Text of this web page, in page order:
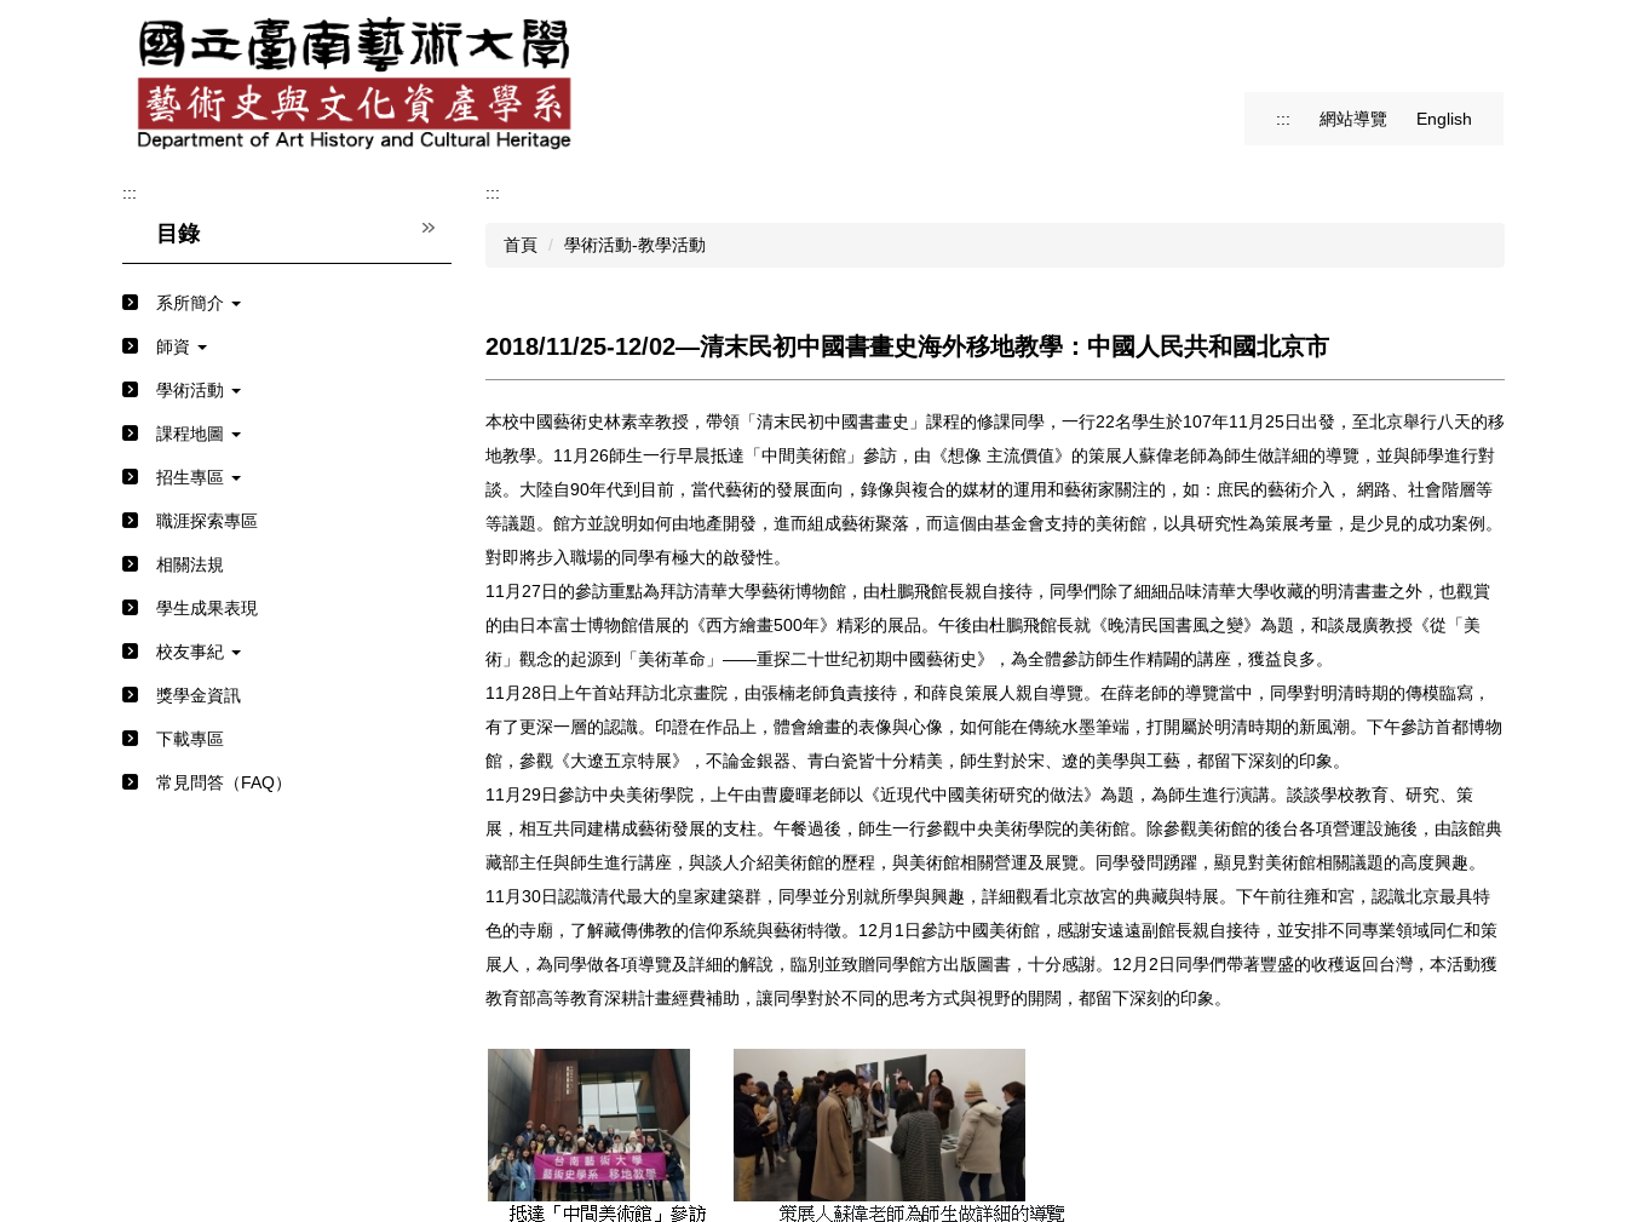
::: 網站導覽 English
:::
目錄
系所簡介
師資
學術活動
課程地圖
招生專區
職涯探索專區
相關法規
學生成果表現
校友事紀
獎學金資訊
下載專區
常見問答（FAQ）
:::
首頁 學術活動-教學活動
2018/11/25-12/02―清末民初中國書畫史海外移地教學：中國人民共和國北京市
本校中國藝術史林素幸教授，帶領「清末民初中國書畫史」課程的修課同學，一行22名學生於107年11月25日出發，至北京舉行八天的移
地教學。11月26師生一行早晨抵達「中間美術館」參訪，由《想像 主流價值》的策展人蘇偉老師為師生做詳細的導覽，並與師學進行對
談。大陸自90年代到目前，當代藝術的發展面向，錄像與複合的媒材的運用和藝術家關注的，如：庶民的藝術介入， 網路、社會階層等
等議題。館方並說明如何由地產開發，進而組成藝術聚落，而這個由基金會支持的美術館，以具研究性為策展考量，是少見的成功案例。
對即將步入職場的同學有極大的啟發性。
11月27日的參訪重點為拜訪清華大學藝術博物館，由杜鵬飛館長親自接待，同學們除了細細品味清華大學收藏的明清書畫之外，也觀賞
的由日本富士博物館借展的《西方繪畫500年》精彩的展品。午後由杜鵬飛館長就《晚清民国書風之變》為題，和談晟廣教授《從「美
術」觀念的起源到「美術革命」——重探二十世纪初期中國藝術史》，為全體參訪師生作精闢的講座，獲益良多。
11月28日上午首站拜訪北京畫院，由張楠老師負責接待，和薛良策展人親自導覽。在薛老師的導覽當中，同學對明清時期的傳模臨寫，
有了更深一層的認識。印證在作品上，體會繪畫的表像與心像，如何能在傳統水墨筆端，打開屬於明清時期的新風潮。下午參訪首都博物
館，參觀《大遼五京特展》，不論金銀器、青白瓷皆十分精美，師生對於宋、遼的美學與工藝，都留下深刻的印象。
11月29日參訪中央美術學院，上午由曹慶暉老師以《近現代中國美術研究的做法》為題，為師生進行演講。談談學校教育、研究、策
展，相互共同建構成藝術發展的支柱。午餐過後，師生一行參觀中央美術學院的美術館。除參觀美術館的後台各項營運設施後，由該館典
藏部主任與師生進行講座，與談人介紹美術館的歷程，與美術館相關營運及展覽。同學發問踴躍，顯見對美術館相關議題的高度興趣。
11月30日認識清代最大的皇家建築群，同學並分別就所學與興趣，詳細觀看北京故宮的典藏與特展。下午前往雍和宮，認識北京最具特
色的寺廟，了解藏傳佛教的信仰系統與藝術特徵。12月1日參訪中國美術館，感謝安遠遠副館長親自接待，並安排不同專業領域同仁和策
展人，為同學做各項導覽及詳細的解說，臨別並致贈同學館方出版圖書，十分感謝。12月2日同學們帶著豐盛的收穫返回台灣，本活動獲
教育部高等教育深耕計畫經費補助，讓同學對於不同的思考方式與視野的開闊，都留下深刻的印象。